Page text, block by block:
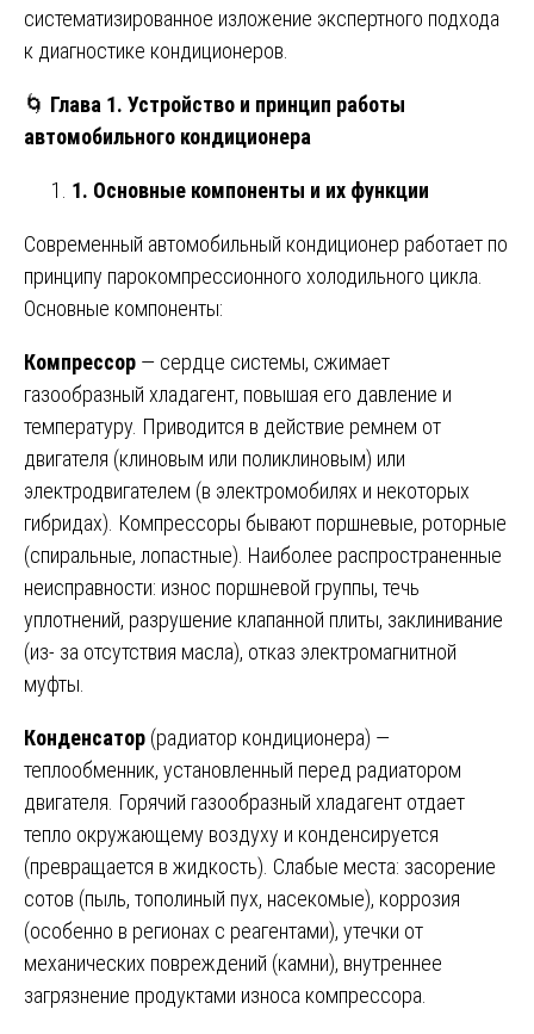
систематизированное изложение экспертного подхода
к диагностике кондиционеров.
🌀 Глава 1. Устройство и принцип работы
автомобильного кондиционера
1. Основные компоненты и их функции
Современный автомобильный кондиционер работает по
принципу парокомпрессионного холодильного цикла.
Основные компоненты:
Компрессор — сердце системы, сжимает
газообразный хладагент, повышая его давление и
температуру. Приводится в действие ремнем от
двигателя (клиновым или поликлиновым) или
электродвигателем (в электромобилях и некоторых
гибридах). Компрессоры бывают поршневые, роторные
(спиральные, лопастные). Наиболее распространенные
неисправности: износ поршневой группы, течь
уплотнений, разрушение клапанной плиты, заклинивание
(из- за отсутствия масла), отказ электромагнитной
муфты.
Конденсатор (радиатор кондиционера) —
теплообменник, установленный перед радиатором
двигателя. Горячий газообразный хладагент отдает
тепло окружающему воздуху и конденсируется
(превращается в жидкость). Слабые места: засорение
сотов (пыль, тополиный пух, насекомые), коррозия
(особенно в регионах с реагентами), утечки от
механических повреждений (камни), внутреннее
загрязнение продуктами износа компрессора.